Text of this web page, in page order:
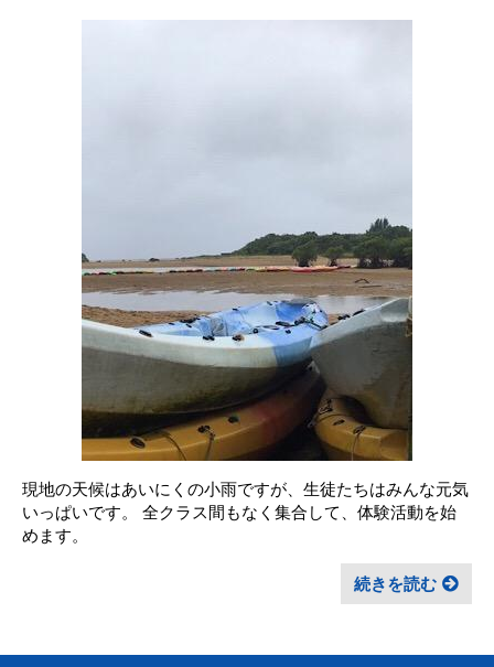
現地の天候はあいにくの小雨ですが、生徒たちはみんな元気
いっぱいです。 全クラス間もなく集合して、体験活動を始
めます。
続きを読む